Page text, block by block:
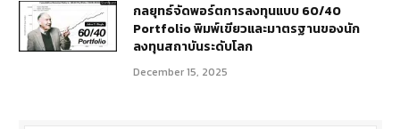
กลยุทธ์จัดพอร์ตการลงทุนแบบ 60/40
Portfolio พิมพ์เขียวและมาตรฐานของนัก
ลงทุนสถาบันระดับโลก
December 15, 2025